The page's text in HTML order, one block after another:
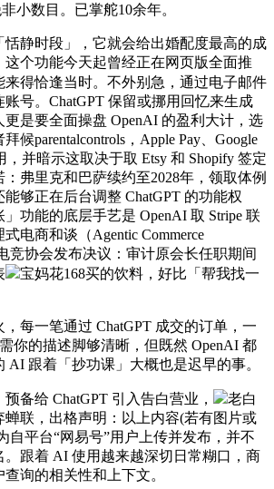
小数目。已掌舵10余年。
静时段」，它就会给出婚配度最高的成
个功能今天起曾经正在网页版全面推
来得恰逢当时。不外别急，通过电子邮件
号。ChatGPT 保留或挪用回忆来生成
是要全面操盘 OpenAI 的盈利大计，选
候parentalcontrols，Apple Pay、Google
，并暗示这取决于取 Etsy 和 Shopify 签定
弗里克和巴萨续约至2028年，领取体例
够正在后台调整 ChatGPT 的功能权
功能的底层手艺是 OpenAI 取 Stripe 联
电商和谈（Agentic Commerce
竞协会发布决议：审计原会长任职期间
宝妈花168买的饮料，好比「帮我找一
一笔通过 ChatGPT 成交的订单，一
你的描述脚够清晰，但既然 OpenAI 都
AI 跟着「抄功课」大概也是迟早的事。
给 ChatGPT 引入告白营业，
老白
联，出格声明：以上内容(若有图片或
自平台“网易号”用户上传并发布，并不
。跟着 AI 使用越来越深切日常糊口，商
询的相关性和上下文。